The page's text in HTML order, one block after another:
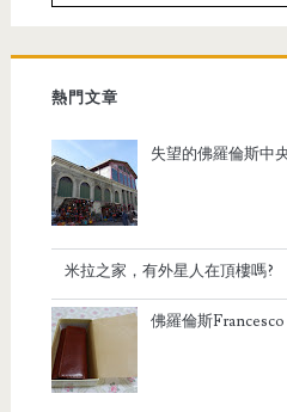
熱門文章
失望的佛羅倫斯中
米拉之家，有外星人在頂樓嗎?
佛羅倫斯